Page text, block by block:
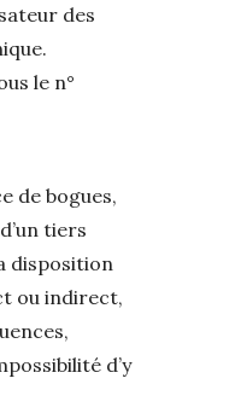
des
le n°
de bogues,
tiers
disposition
ou indirect,
d’y